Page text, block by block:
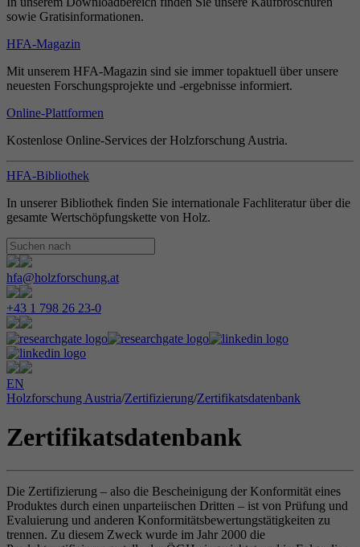
sowie Gratisinformationen.
HFA-Magazin
Mit unserem HFA-Magazin sind sie immer topaktuell über unsere
neuesten Forschungsprojekte und -ergebnisse informiert.
Online-Plattformen
Kostenlose Online-Services der Holzforschung Austria.
HFA-Bibliothek
In unserer Bibliothek finden Sie internationale Fachliteratur über die
gesamte Wertschöpfungskette von Holz.
hfa@holzforschung.at
+43 1 798 26 23-0
EN
Holzforschung Austria/Zertifizierung/Zertifikatsdatenbank
Zertifikatsdatenbank
Die Zertifizierung – also die Bescheinigung der Konformität eines
Produktes durch einen unparteiischen Dritten – ist von Prüfung und
Evaluierung und anderen Konformitätsbewertungstätigkeiten zu
trennen. Zu diesem Zweck wurde im Jahr 2000 die